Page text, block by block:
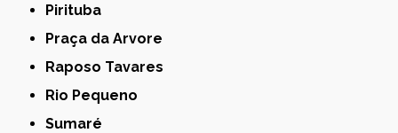
Pirituba
Praça da Arvore
Raposo Tavares
Rio Pequeno
Sumaré